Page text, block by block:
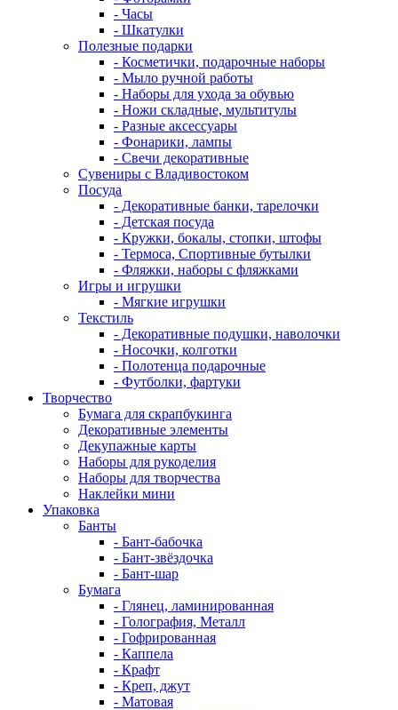
- Часы
- Шкатулки
Полезные подарки
- Косметички, подарочные наборы
- Мыло ручной работы
- Наборы для ухода за обувью
- Ножи складные, мультитулы
- Разные аксессуары
- Фонарики, лампы
- Свечи декоративные
Сувениры с Владивостоком
Посуда
- Декоративные банки, тарелочки
- Детская посуда
- Кружки, бокалы, стопки, штофы
- Термоса, Спортивные бутылки
- Фляжки, наборы с фляжками
Игры и игрушки
- Мягкие игрушки
Текстиль
- Декоративные подушки, наволочки
- Носочки, колготки
- Полотенца подарочные
- Футболки, фартуки
Творчество
Бумага для скрапбукинга
Декоративные элементы
Декупажные карты
Наборы для рукоделия
Наборы для творчества
Наклейки мини
Упаковка
Банты
- Бант-бабочка
- Бант-звёздочка
- Бант-шар
Бумага
- Глянец, ламинированная
- Голография, Металл
- Гофрированная
- Каппела
- Крафт
- Креп, джут
- Матовая